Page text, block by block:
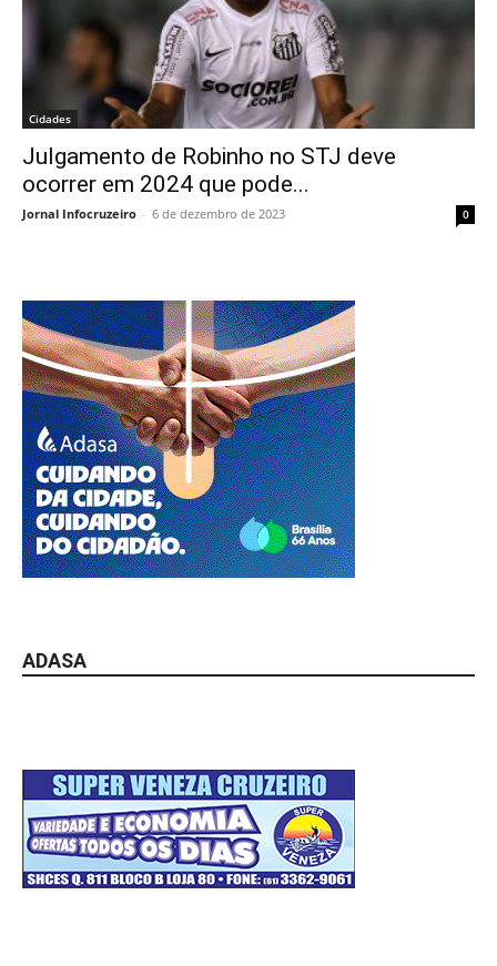
Cidades
Julgamento de Robinho no STJ deve
ocorrer em 2024 que pode...
Jornal Infocruzeiro - 6 de dezembro de 2023 0
ADASA